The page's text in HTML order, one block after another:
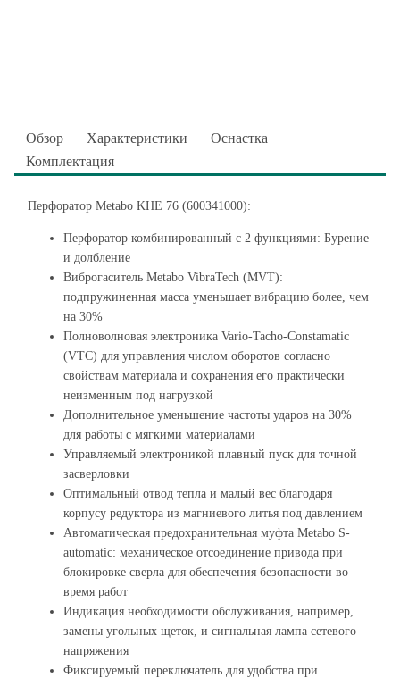
Обзор Характеристики
Оснастка
Комплектация
Перфоратор Metabo KHE 76 (600341000):
Перфоратор комбинированный с 2 функциями: Бурение
и долбление
Виброгаситель Metabo VibraTech (MVT):
подпружиненная масса уменьшает вибрацию более, чем
на 30%
Полноволновая электроника Vario-Tacho-Constamatic
(VTC) для управления числом оборотов согласно
свойствам материала и сохранения его практически
неизменным под нагрузкой
Дополнительное уменьшение частоты ударов на 30%
для работы с мягкими материалами
Управляемый электроникой плавный пуск для точной
засверловки
Оптимальный отвод тепла и малый вес благодаря
корпусу редуктора из магниевого литья под давлением
Автоматическая предохранительная муфта Metabo S-
automatic: механическое отсоединение привода при
блокировке сверла для обеспечения безопасности во
время работ
Индикация необходимости обслуживания, например,
замены угольных щеток, и сигнальная лампа сетевого
напряжения
Фиксируемый переключатель для удобства при